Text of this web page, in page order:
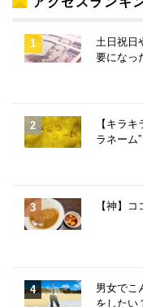
土日祝日
要になっ
【キラ
ラネーム
【神】
男女でこ
をしたい